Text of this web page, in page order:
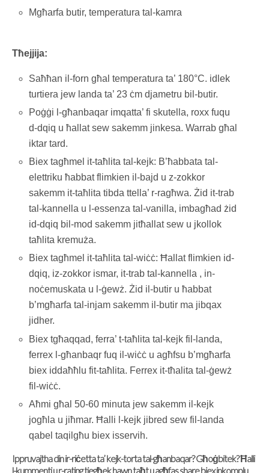
Mgħarfa butir, temperatura tal-kamra
Tħejjija:
Saħħan il-forn għal temperatura ta’ 180°C. idlek
turtiera jew landa ta’ 23 ċm djametru bil-butir.
Poġġi l-għanbaqar imqatta’ fi skutella, roxx fuqu
d-dqiq u ħallat sew sakemm jinkesa. Warrab għal
iktar tard.
Biex tagħmel it-taħlita tal-kejk: B’ħabbata tal-
elettriku ħabbat flimkien il-bajd u z-zokkor
sakemm it-taħlita tibda ttella’ r-ragħwa. Żid it-trab
tal-kannella u l-essenza tal-vanilla, imbagħad żid
id-dqiq bil-mod sakemm jitħallat sew u jkollok
taħlita kremuża.
Biex tagħmel it-taħlita tal-wiċċ: Ħallat flimkien id-
dqiq, iz-zokkor ismar, it-trab tal-kannella , in-
noċemuskata u l-ġewż. Żid il-butir u ħabbat
b’mgħarfa tal-injam sakemm il-butir ma jibqax
jidher.
Biex tgħaqqad, ferra’ t-taħlita tal-kejk fil-landa,
ferrex l-għanbaqr fuq il-wiċċ u agħfsu b’mgħarfa
biex iddaħħlu fit-taħlita. Ferrex it-tħalita tal-ġewż
fil-wiċċ.
Aħmi għal 50-60 minuta jew sakemm il-kejk
jogħla u jiħmar. Ħalli l-kejk jibred sew fil-landa
qabel taqilgħu biex isservih.
Ippruvajtha din ir-riċetta ta’ kejk-torta tal-għanbaqar? Għoġbitek? Ħalli
l-kummenti u r-rating tiegħek hawn taħt u agħfas share biex inkomplu